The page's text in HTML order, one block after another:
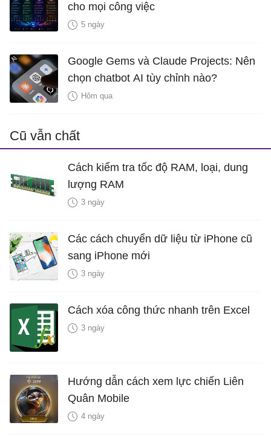
cho mọi công việc
5 ngày
Google Gems và Claude Projects: Nên
chọn chatbot AI tùy chỉnh nào?
Hôm qua
Cũ vẫn chất
Cách kiểm tra tốc độ RAM, loại, dung
lượng RAM
3 ngày
Các cách chuyển dữ liệu từ iPhone cũ
sang iPhone mới
3 ngày
Cách xóa công thức nhanh trên Excel
3 ngày
Hướng dẫn cách xem lực chiến Liên
Quân Mobile
4 ngày